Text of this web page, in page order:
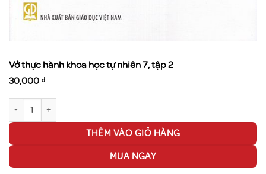
Vở thực hành khoa học tự nhiên 7, tập 2
30,000₫
Vở thực hành khoa học tự nhiên 7, tập 2 số lượng
THÊM VÀO GIỎ HÀNG
MUA NGAY